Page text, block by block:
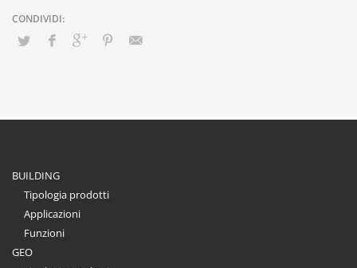
BUILDING
Tipologia prodotti
Applicazioni
Funzioni
GEO